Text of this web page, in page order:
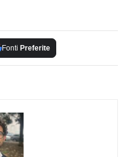
Fonti Preferite